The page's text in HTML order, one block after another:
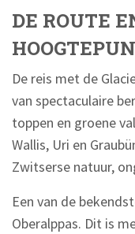
DE ROUTE
De reis met de
van spectaculaire
toppen en groene
Wallis, Uri en
Zwitserse natuur,
Een van de
Oberalppas. Dit is